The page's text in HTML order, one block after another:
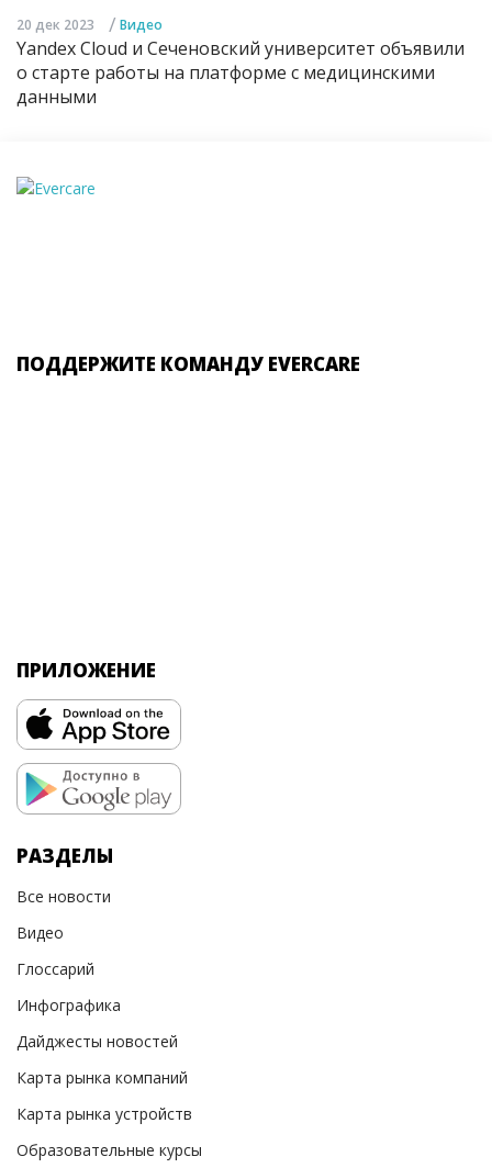
20 дек 2023 / Видео
Yandex Cloud и Сеченовский университет объявили
о старте работы на платформе с медицинскими
данными
ПОДДЕРЖИТЕ КОМАНДУ EVERCARE
ПРИЛОЖЕНИЕ
РАЗДЕЛЫ
Все новости
Видео
Глоссарий
Инфографика
Дайджесты новостей
Карта рынка компаний
Карта рынка устройств
Образовательные курсы